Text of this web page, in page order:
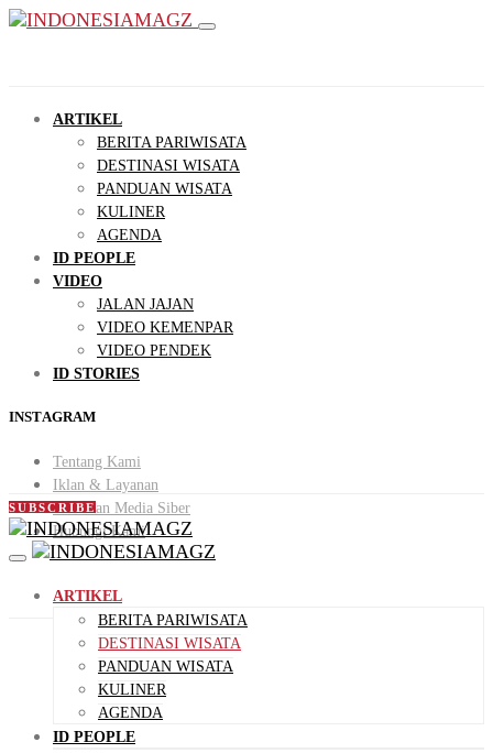
ARTIKEL
BERITA PARIWISATA
DESTINASI WISATA
PANDUAN WISATA
KULINER
AGENDA
ID PEOPLE
VIDEO
JALAN JAJAN
VIDEO KEMENPAR
VIDEO PENDEK
ID STORIES
INSTAGRAM
Tentang Kami
Iklan & Layanan
Pedoman Media Siber
Hubungi Kami
SUBSCRIBE
ARTIKEL
BERITA PARIWISATA
DESTINASI WISATA
PANDUAN WISATA
KULINER
AGENDA
ID PEOPLE